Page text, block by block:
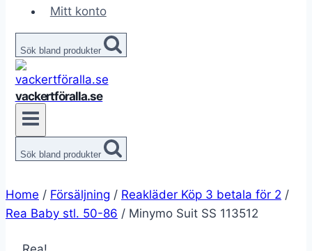
Mitt konto
Sök bland produkter
vackertföralla.se
Sök bland produkter
Home / Försäljning / Reakläder Köp 3 betala för 2 /
Rea Baby stl. 50-86 / Minymo Suit SS 113512